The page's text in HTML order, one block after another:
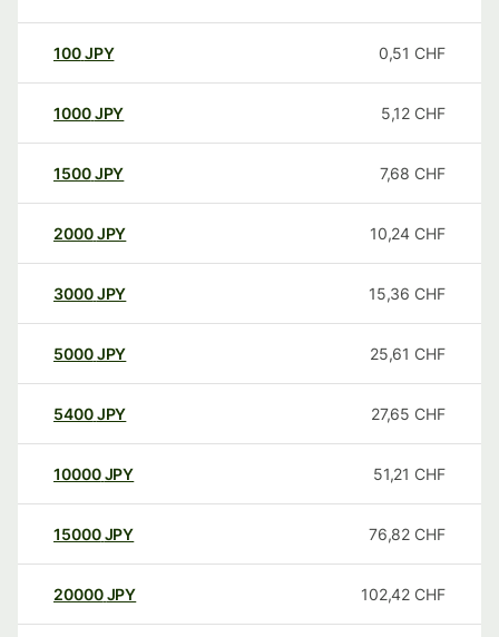
100JPY 0,51 CHF
1000JPY 5,12 CHF
1500JPY 7,68 CHF
2000JPY 10,24 CHF
3000JPY 15,36 CHF
5000JPY 25,61 CHF
5400JPY 27,65 CHF
10000 JPY 51,21 CHF
15000 JPY 76,82 CHF
20000 JPY 102,42 CHF